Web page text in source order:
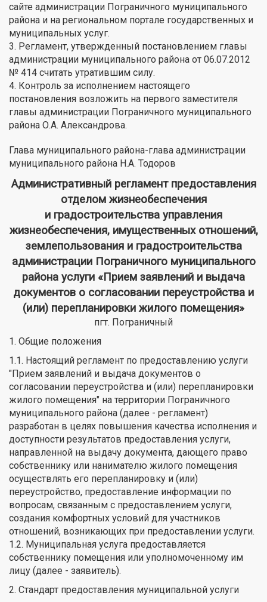
сайте администрации Пограничного муниципального
района и на региональном портале государственных и
муниципальных услуг.
3. Регламент, утвержденный постановлением главы
администрации муниципального района от 06.07.2012
№ 414 считать утратившим силу.
4. Контроль за исполнением настоящего
постановления возложить на первого заместителя
главы администрации Пограничного муниципального
района О.А. Александрова.
Глава муниципального района-глава администрации
муниципального района Н.А. Тодоров
Административный регламент предоставления
отделом жизнеобеспечения
и градостроительства управления
жизнеобеспечения, имущественных отношений,
землепользования и градостроительства
администрации Пограничного муниципального
района услуги «Прием заявлений и выдача
документов о согласовании переустройства и
(или) перепланировки жилого помещения»
пгт. Пограничный
1. Общие положения
1.1. Настоящий регламент по предоставлению услуги
"Прием заявлений и выдача документов о
согласовании переустройства и (или) перепланировки
жилого помещения" на территории Пограничного
муниципального района (далее - регламент)
разработан в целях повышения качества исполнения и
доступности результатов предоставления услуги,
направленной на выдачу документа, дающего право
собственнику или нанимателю жилого помещения
осуществлять его перепланировку и (или)
переустройство, предоставление информации по
вопросам, связанным с предоставлением услуги,
создания комфортных условий для участников
отношений, возникающих при предоставлении услуги.
1.2. Муниципальная услуга предоставляется
собственнику помещения или уполномоченному им
лицу (далее - заявитель).
2. Стандарт предоставления муниципальной услуги